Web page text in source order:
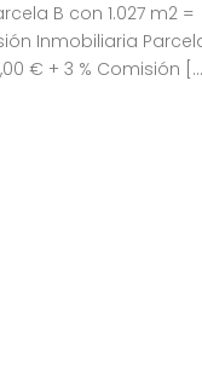
B con 1.027 m2 =
Inmobiliaria
€ + 3 % Comisión […]